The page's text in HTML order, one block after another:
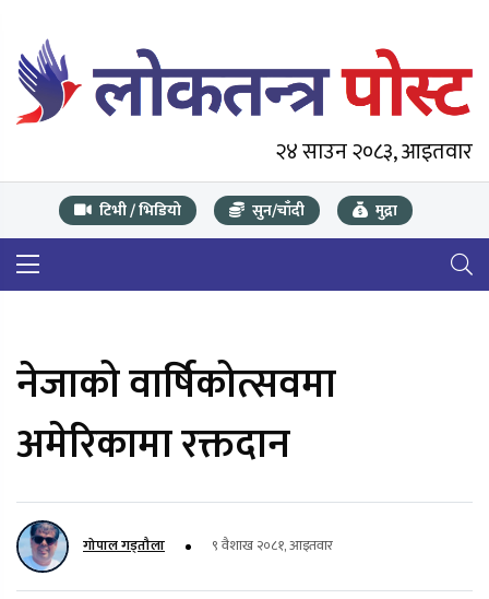
२४ साउन २०८३, आइतवार
टिभी / भिडियो सुन/चाँदी मुद्रा
नेजाको वार्षिकोत्सवमा
अमेरिकामा रक्तदान
गोपाल गड्तौला ९ वैशाख २०८१, आइतवार